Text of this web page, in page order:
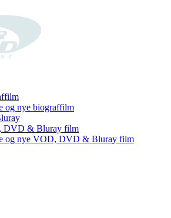
og nye biograffilm
DVD & Bluray film
og nye VOD, DVD & Bluray film